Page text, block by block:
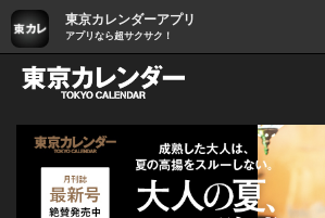
東京カレンダーアプリ
アプリなら超サクサク！
グルメ情報・プレ